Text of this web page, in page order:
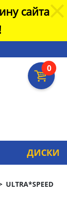
сайта
0
ДИСКИ
ULTRA*SPEED